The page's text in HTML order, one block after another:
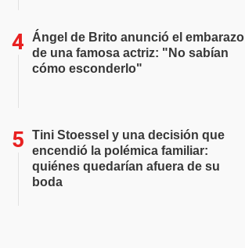
Ángel de Brito anunció el embarazo
de una famosa actriz: "No sabían
cómo esconderlo"
Tini Stoessel y una decisión que
encendió la polémica familiar:
quiénes quedarían afuera de su
boda